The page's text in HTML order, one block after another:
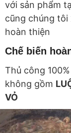
với sản phẩm
cũng chúng tôi
hoàn thiện
Chế biến
Thủ công
không gồm
VỎ